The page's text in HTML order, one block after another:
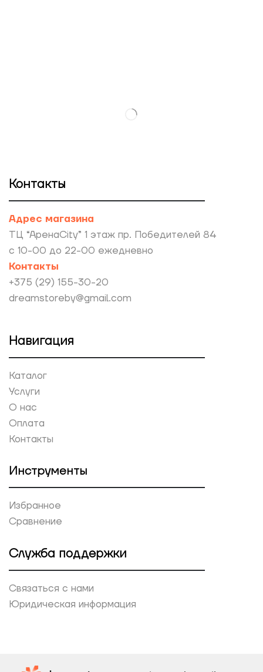
Контакты
Адрес магазина
ТЦ “АренаCity” 1 этаж пр. Победителей 84
с 10-00 до 22-00 ежедневно
Контакты
+375 (29) 155-30-20
dreamstoreby@gmail.com
Навигация
Каталог
Услуги
О нас
Оплата
Контакты
Инструменты
Избранное
Сравнение
Служба поддержки
Связаться с нами
Юридическая информация